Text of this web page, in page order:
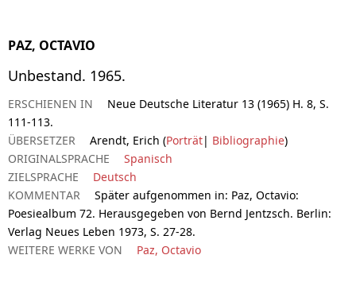
PAZ, OCTAVIO
Unbestand. 1965.
ERSCHIENEN IN
Neue Deutsche Literatur 13 (1965) H. 8, S.
111-113.
ÜBERSETZER
Arendt, Erich (Porträt| Bibliographie)
ORIGINALSPRACHE
Spanisch
ZIELSPRACHE
Deutsch
KOMMENTAR
Später aufgenommen in: Paz, Octavio:
Poesiealbum 72. Herausgegeben von Bernd Jentzsch. Berlin:
Verlag Neues Leben 1973, S. 27-28.
WEITERE WERKE VON
Paz, Octavio